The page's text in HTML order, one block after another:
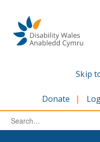
content
Skip
Donate
Search